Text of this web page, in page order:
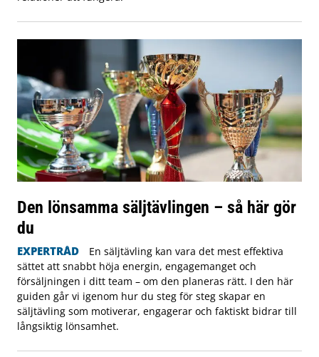
Den lönsamma säljtävlingen – så här gör
du
EXPERTRÅD
En säljtävling kan vara det mest effektiva
sättet att snabbt höja energin, engagemanget och
försäljningen i ditt team – om den planeras rätt. I den här
guiden går vi igenom hur du steg för steg skapar en
säljtävling som motiverar, engagerar och faktiskt bidrar till
långsiktig lönsamhet.